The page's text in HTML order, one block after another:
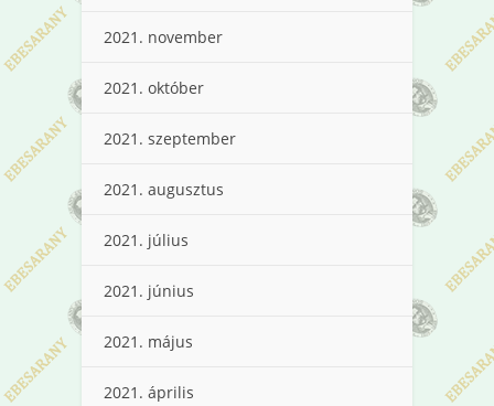
2021. november
2021. október
2021. szeptember
2021. augusztus
2021. július
2021. június
2021. május
2021. április